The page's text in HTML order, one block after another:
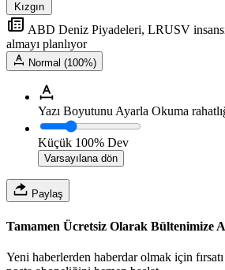
Kızgın
ABD Deniz Piyadeleri, LRUSV
almayı planlıyor
Normal (100%)
Yazı Boyutunu Ayarla Okuma
Küçük 100% Dev
Varsayılana dön
Paylaş
Tamamen Ücretsiz Olarak Bültenimize
Yeni haberlerden haberdar olmak için